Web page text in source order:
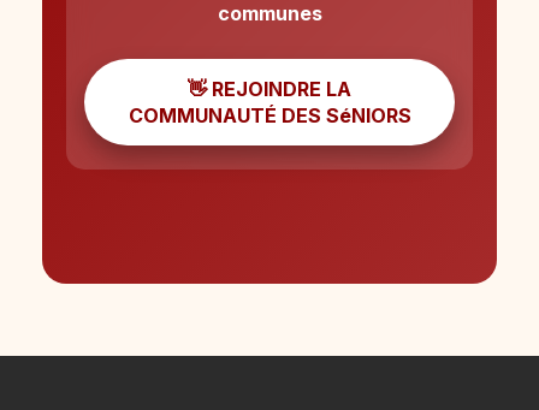
communes
👋 REJOINDRE LA
COMMUNAUTÉ DES SéNIORS